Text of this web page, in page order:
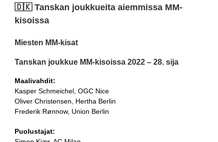
🇩🇰​ Tanskan joukkueita aiemmissa MM-
kisoissa
Miesten MM-kisat
Tanskan joukkue MM-kisoissa 2022 – 28. sija
Maalivahdit:
Kasper Schmeichel, OGC Nice
Oliver Christensen, Hertha Berlin
Frederik Rønnow, Union Berlin
Puolustajat: